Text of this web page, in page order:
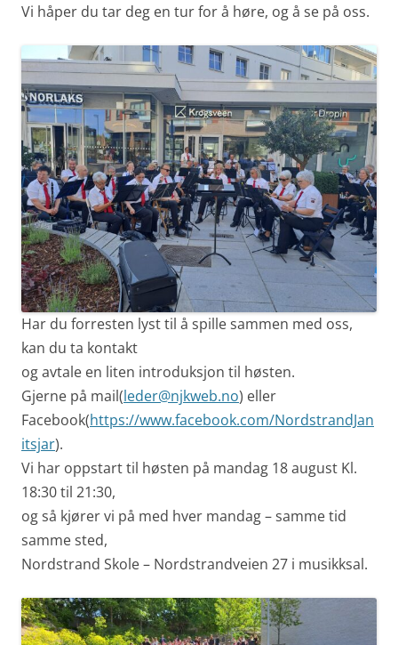
Vi håper du tar deg en tur for å høre, og å se på oss.
Har du forresten lyst til å spille sammen med oss,
kan du ta kontakt
og avtale en liten introduksjon til høsten.
Gjerne på mail(leder@njkweb.no) eller
Facebook(https://www.facebook.com/NordstrandJan
itsjar).
Vi har oppstart til høsten på mandag 18 august Kl.
18:30 til 21:30,
og så kjører vi på med hver mandag – samme tid
samme sted,
Nordstrand Skole – Nordstrandveien 27 i musikksal.